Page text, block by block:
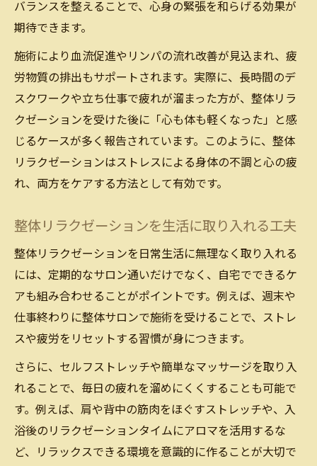
バランスを整えることで、心身の緊張を和らげる効果が
期待できます。
施術により血流促進やリンパの流れ改善が見込まれ、疲
労物質の排出もサポートされます。実際に、長時間のデ
スクワークや立ち仕事で疲れが溜まった方が、整体リラ
クゼーションを受けた後に「心も体も軽くなった」と感
じるケースが多く報告されています。このように、整体
リラクゼーションはストレスによる身体の不調と心の疲
れ、両方をケアする方法として有効です。
整体リラクゼーションを生活に取り入れる工夫
整体リラクゼーションを日常生活に無理なく取り入れる
には、定期的なサロン通いだけでなく、自宅でできるケ
アも組み合わせることがポイントです。例えば、週末や
仕事終わりに整体サロンで施術を受けることで、ストレ
スや疲労をリセットする習慣が身につきます。
さらに、セルフストレッチや簡単なマッサージを取り入
れることで、毎日の疲れを溜めにくくすることも可能で
す。例えば、肩や背中の筋肉をほぐすストレッチや、入
浴後のリラクゼーションタイムにアロマを活用するな
ど、リラックスできる環境を意識的に作ることが大切で